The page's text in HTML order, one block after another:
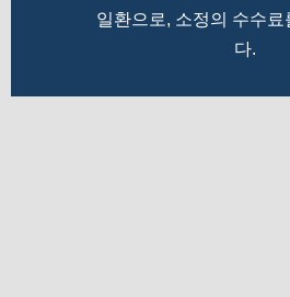
일환으로, 소정의 수수료
다.